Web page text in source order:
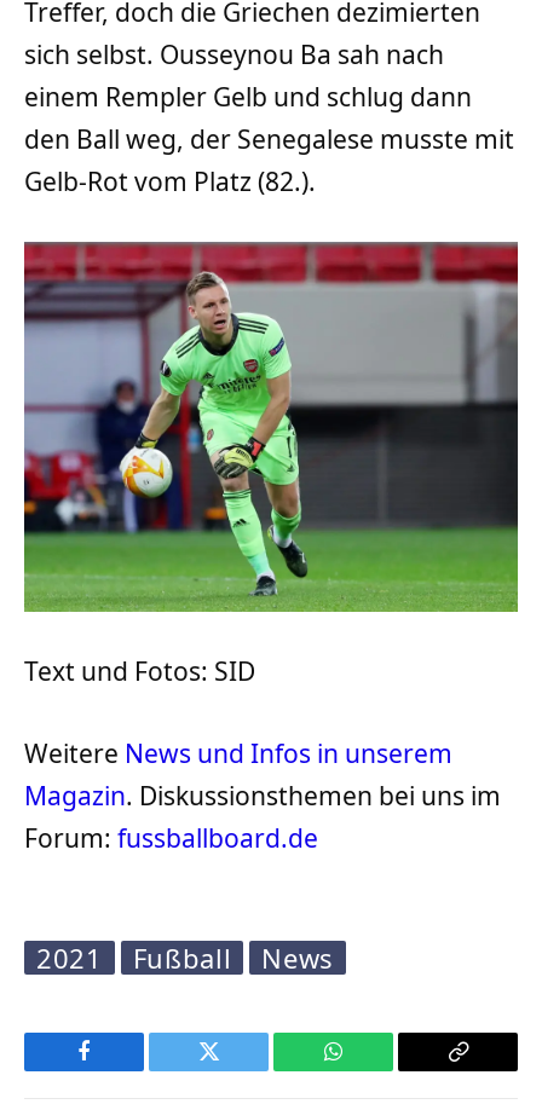
Treffer, doch die Griechen dezimierten
sich selbst. Ousseynou Ba sah nach
einem Rempler Gelb und schlug dann
den Ball weg, der Senegalese musste mit
Gelb-Rot vom Platz (82.).
Text und Fotos: SID
Weitere News und Infos in unserem
Magazin. Diskussionsthemen bei uns im
Forum: fussballboard.de
2021 Fußball News
Facebook Twitter WhatsApp
Copy